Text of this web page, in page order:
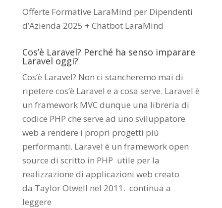
Offerte Formative LaraMind per Dipendenti
d’Azienda 2025 + Chatbot LaraMind
Cos’è Laravel? Perché ha senso imparare
Laravel oggi?
Cos’è Laravel? Non ci stancheremo mai di
ripetere cos’è Laravel e a cosa serve. Laravel è
un framework MVC dunque una libreria di
codice PHP che serve ad uno sviluppatore
web a rendere i propri progetti più
performanti. Laravel è un framework open
source di scritto in PHP utile per la
realizzazione di applicazioni web creato
da Taylor Otwell nel 2011. continua a
leggere